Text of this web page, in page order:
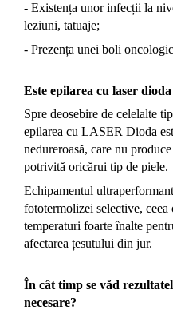
- Existența unor infecții la
leziuni, tatuaje;
- Prezența unei boli
Este epilarea cu laser
Spre deosebire de celelalte
epilarea cu LASER Dioda
nedureroasă, care nu
potrivită oricărui tip de piele.
Echipamentul
fototermolizei selective, ceea
temperaturi foarte înalte
afectarea țesutului din jur.
În cât timp se văd
necesare?